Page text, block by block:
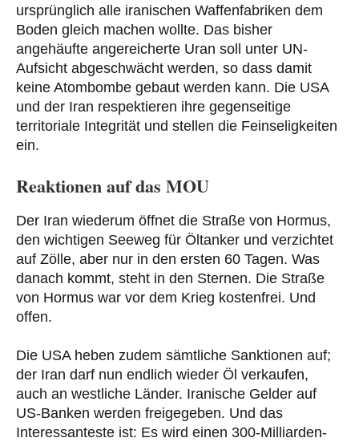
ursprünglich alle iranischen Waffenfabriken dem
Boden gleich machen wollte. Das bisher
angehäufte angereicherte Uran soll unter UN-
Aufsicht abgeschwächt werden, so dass damit
keine Atombombe gebaut werden kann. Die USA
und der Iran respektieren ihre gegenseitige
territoriale Integrität und stellen die Feinseligkeiten
ein.
Reaktionen auf das MOU
Der Iran wiederum öffnet die Straße von Hormus,
den wichtigen Seeweg für Öltanker und verzichtet
auf Zölle, aber nur in den ersten 60 Tagen. Was
danach kommt, steht in den Sternen. Die Straße
von Hormus war vor dem Krieg kostenfrei. Und
offen.
Die USA heben zudem sämtliche Sanktionen auf;
der Iran darf nun endlich wieder Öl verkaufen,
auch an westliche Länder. Iranische Gelder auf
US-Banken werden freigegeben. Und das
Interessanteste ist: Es wird einen 300-Milliarden-